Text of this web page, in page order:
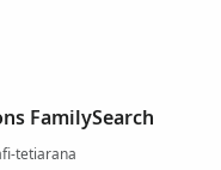
FamilySearch
tetiarana